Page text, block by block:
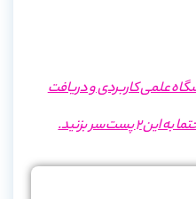
علمی کاربردی و دریافت
پست سر بزنید.